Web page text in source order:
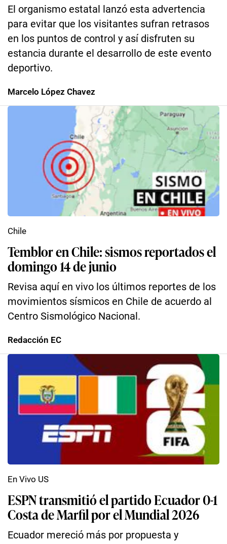
El organismo estatal lanzó esta advertencia
para evitar que los visitantes sufran retrasos
en los puntos de control y así disfruten su
estancia durante el desarrollo de este evento
deportivo.
Marcelo López Chavez
Temblor en Chile: sismos reportados el
domingo 14 de junio
Revisa aquí en vivo los últimos reportes de los
movimientos sísmicos en Chile de acuerdo al
Centro Sismológico Nacional.
Chile
Redacción EC
ESPN transmitió el partido Ecuador 0-1
Costa de Marfil por el Mundial 2026
Ecuador mereció más por propuesta y
En Vivo US